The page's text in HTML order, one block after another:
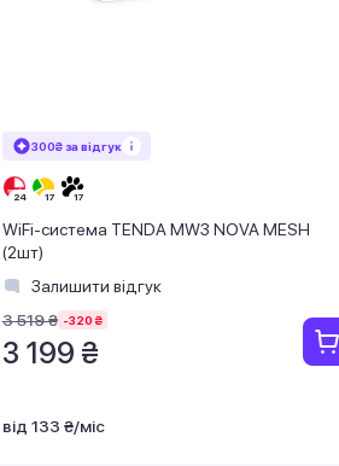
300₴ за відгук
WiFi-система TENDA MW3 NOVA MESH
(2шт)
Залишити відгук
3 519 ₴ -320 ₴
3 199 ₴
від 133 ₴/міс